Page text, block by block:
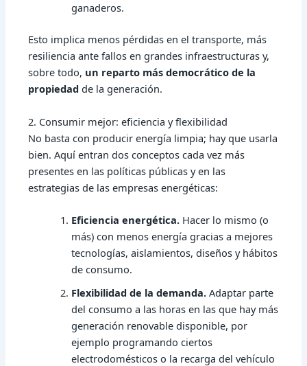
ganaderos.
Esto implica menos pérdidas en el transporte, más
resiliencia ante fallos en grandes infraestructuras y,
sobre todo, un reparto más democrático de la
propiedad de la generación.
2. Consumir mejor: eficiencia y flexibilidad
No basta con producir energía limpia; hay que usarla
bien. Aquí entran dos conceptos cada vez más
presentes en las políticas públicas y en las
estrategias de las empresas energéticas:
Eficiencia energética. Hacer lo mismo (o
más) con menos energía gracias a mejores
tecnologías, aislamientos, diseños y hábitos
de consumo.
Flexibilidad de la demanda. Adaptar parte
del consumo a las horas en las que hay más
generación renovable disponible, por
ejemplo programando ciertos
electrodomésticos o la recarga del vehículo